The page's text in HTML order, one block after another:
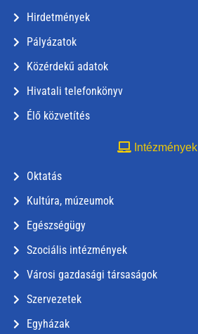
Hirdetmények
Pályázatok
Közérdekű adatok
Hivatali telefonkönyv
Élő közvetítés
Intézmények
Oktatás
Kultúra, múzeumok
Egészségügy
Szociális intézmények
Városi gazdasági társaságok
Szervezetek
Egyházak